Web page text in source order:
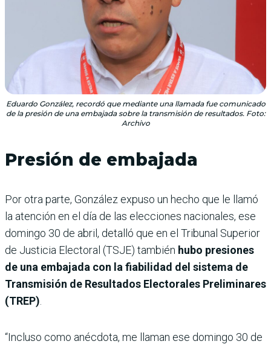
Eduardo González, recordó que mediante una llamada fue comunicado
de la presión de una embajada sobre la transmisión de resultados. Foto:
Archivo
Presión de embajada
Por otra parte, González expuso un hecho que le llamó
la atención en el día de las elecciones nacionales, ese
domingo 30 de abril, detalló que en el Tribunal Superior
de Justicia Electoral (TSJE) también hubo presiones
de una embajada con la fiabilidad del sistema de
Transmisión de Resultados Electorales Preliminares
(TREP)
“Incluso como anécdota, me llaman ese domingo 30 de